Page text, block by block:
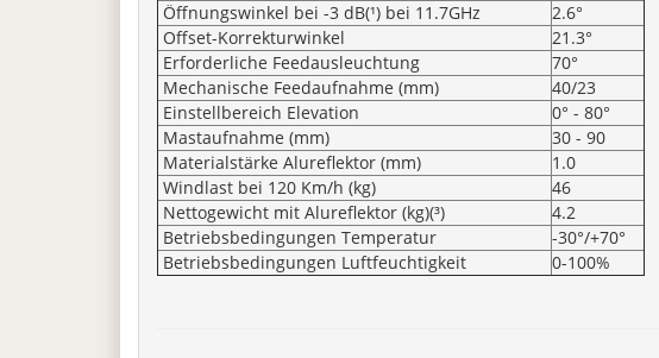
Öffnungswinkel bei -3 dB(¹) bei 11.7GHz
2.6°
Offset-Korrekturwinkel
21.3°
Erforderliche Feedausleuchtung
70°
Mechanische Feedaufnahme (mm)
40/23
Einstellbereich Elevation
0° - 80°
Mastaufnahme (mm)
30 - 90
Materialstärke Alureflektor (mm)
1.0
Windlast bei 120 Km/h (kg)
46
Nettogewicht mit Alureflektor (kg)(³)
4.2
Betriebsbedingungen Temperatur
-30°/+70°
Betriebsbedingungen Luftfeuchtigkeit
0-100%